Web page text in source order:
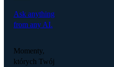
Ask anything
from any AI.
Momenty,
których Twój